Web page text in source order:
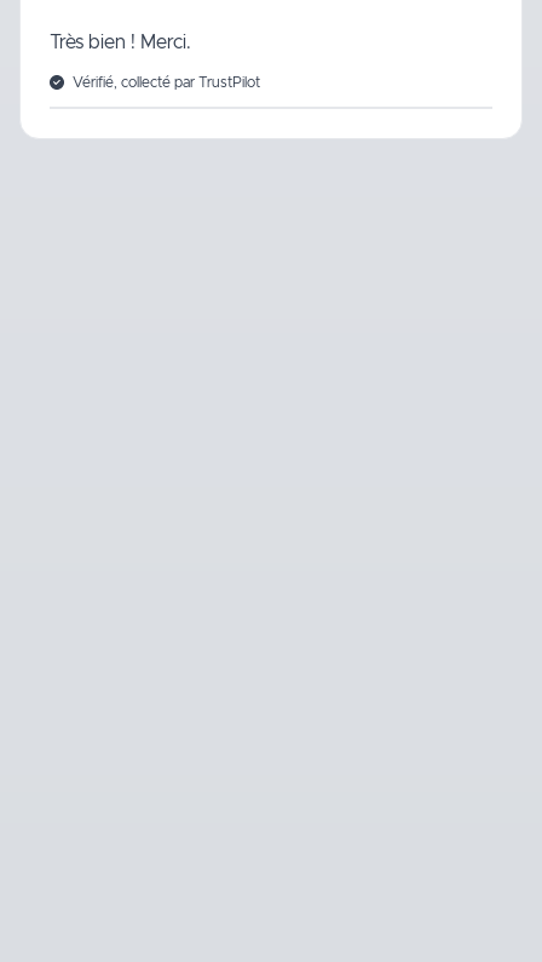
Très bien ! Merci.
Vérifié, collecté par TrustPilot